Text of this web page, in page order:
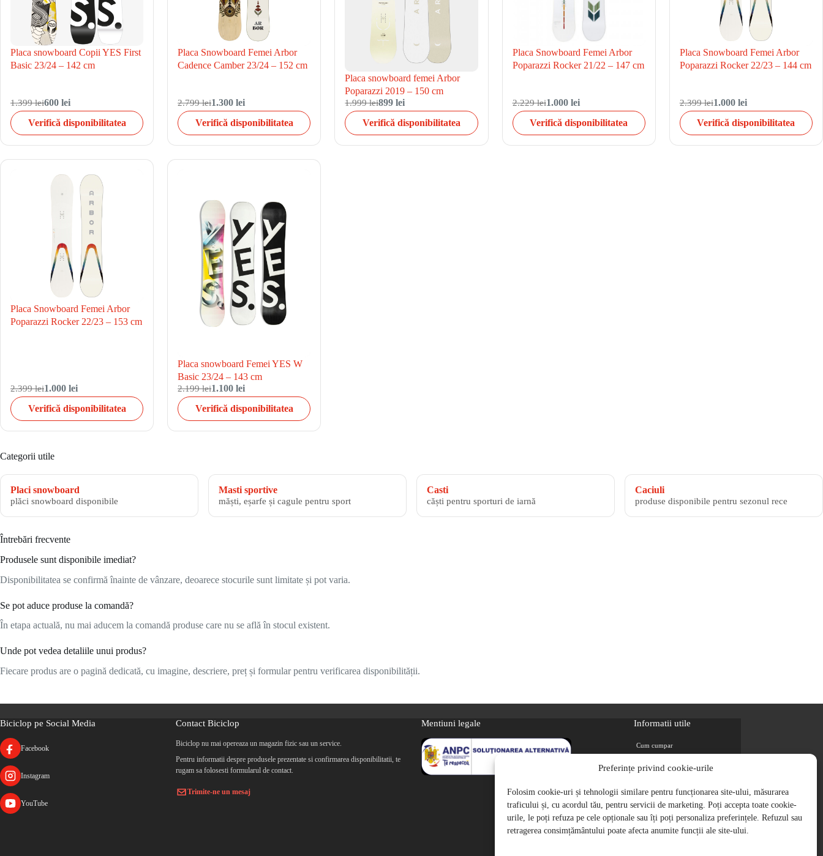
Preferințe privind cookie-urile
Folosim cookie-uri și tehnologii similare pentru funcționarea site-ului, măsurarea
traficului și, cu acordul tău, pentru servicii de marketing. Poți accepta toate cookie-
urile, le poți refuza pe cele opționale sau îți poți personaliza preferințele. Refuzul sau
retragerea consimțământului poate afecta anumite funcții ale site-ului.
Placa snowboard Copii YES First
Basic 23/24 – 142 cm
1.399 lei600 lei
Verifică disponibilitatea
Placa Snowboard Femei Arbor
Cadence Camber 23/24 – 152 cm
2.799 lei1.300 lei
Verifică disponibilitatea
Placa snowboard femei Arbor
Poparazzi 2019 – 150 cm
1.999 lei899 lei
Verifică disponibilitatea
Placa Snowboard Femei Arbor
Poparazzi Rocker 21/22 – 147 cm
2.229 lei1.000 lei
Verifică disponibilitatea
Placa Snowboard Femei Arbor
Poparazzi Rocker 22/23 – 144 cm
2.399 lei1.000 lei
Verifică disponibilitatea
Placa Snowboard Femei Arbor
Poparazzi Rocker 22/23 – 153 cm
2.399 lei1.000 lei
Verifică disponibilitatea
Placa snowboard Femei YES W
Basic 23/24 – 143 cm
2.199 lei1.100 lei
Verifică disponibilitatea
Categorii utile
Placi snowboard
plăci snowboard disponibile
Masti sportive
măști, eșarfe și cagule pentru sport
Casti
căști pentru sporturi de iarnă
Caciuli
produse disponibile pentru sezonul rece
Întrebări frecvente
Produsele sunt disponibile imediat?
Disponibilitatea se confirmă înainte de vânzare, deoarece stocurile sunt limitate și pot varia.
Se pot aduce produse la comandă?
În etapa actuală, nu mai aducem la comandă produse care nu se află în stocul existent.
Unde pot vedea detaliile unui produs?
Fiecare produs are o pagină dedicată, cu imagine, descriere, preț și formular pentru verificarea disponibilității.
Biciclop pe Social Media
Facebook
Instagram
YouTube
Contact Biciclop
Biciclop nu mai opereaza un magazin fizic sau un service.
Pentru informatii despre produsele prezentate si confirmarea disponibilitatii, te
rugam sa folosesti formularul de contact.
Trimite-ne un mesaj
Mentiuni legale Informatii utile
Cum cumpar
Magazine partenere
Retur
Cariere
Politica de Confidentialitate